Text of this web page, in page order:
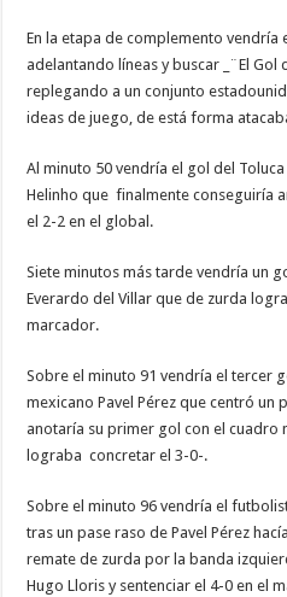
En la etapa de complemento vendría
adelantando líneas y buscar _¨El
replegando a un conjunto
ideas de juego, de está forma
Al minuto 50 vendría el gol del
Helinho que finalmente conseguiría
el 2-2 en el global.
Siete minutos más tarde vendría un
Everardo del Villar que de zurda
marcador.
Sobre el minuto 91 vendría el tercer
mexicano Pavel Pérez que centró
anotaría su primer gol con el cuadro
lograba concretar el 3-0-.
Sobre el minuto 96 vendría el
tras un pase raso de Pavel Pérez
remate de zurda por la banda
Hugo Lloris y sentenciar el 4-0 en el